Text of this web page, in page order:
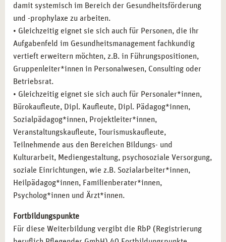
damit systemisch im Bereich der Gesundheitsförderung
und -prophylaxe zu arbeiten.
• Gleichzeitig eignet sie sich auch für Personen, die ihr
Aufgabenfeld im Gesundheitsmanagement fachkundig
vertieft erweitern möchten, z.B. in Führungspositionen,
Gruppenleiter*innen in Personalwesen, Consulting oder
Betriebsrat.
• Gleichzeitig eignet sie sich auch für Personaler*innen,
Bürokaufleute, Dipl. Kaufleute, Dipl. Pädagog*innen,
Sozialpädagog*innen, Projektleiter*innen,
Veranstaltungskaufleute, Tourismuskaufleute,
Teilnehmende aus den Bereichen Bildungs- und
Kulturarbeit, Mediengestaltung, psychosoziale Versorgung,
soziale Einrichtungen, wie z.B. Sozialarbeiter*innen,
Heilpädagog*innen, Familienberater*innen,
Psycholog*innen und Ärzt*innen.
Fortbildungspunkte
Für diese Weiterbildung vergibt die RbP (Registrierung